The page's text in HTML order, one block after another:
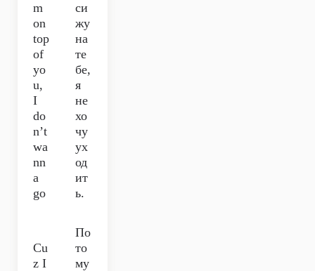
m
on
top
of
yo
u,
I
do
n’t
wa
nn
a
go
си
жу
на
те
бе,
я
не
хо
чу
ух
од
ит
ь.
Cu
z I
По
то
му